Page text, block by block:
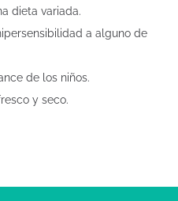
dieta variada.
a alguno de
de los niños.
y seco.